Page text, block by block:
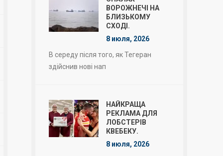
ВОРОЖНЕЧІ НА
БЛИЗЬКОМУ
СХОДІ.
8 июля, 2026
В середу після того, як Тегеран
здійснив нові нап
НАЙКРАЩА
РЕКЛАМА ДЛЯ
ЛОБСТЕРІВ
КВЕБЕКУ.
8 июля, 2026